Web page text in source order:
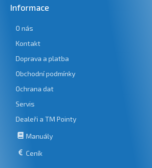
Informace
O nás
Kontakt
Doprava a platba
Obchodní podmínky
Ochrana dat
Servis
Dealeři a TM Pointy
Manuály
Ceník